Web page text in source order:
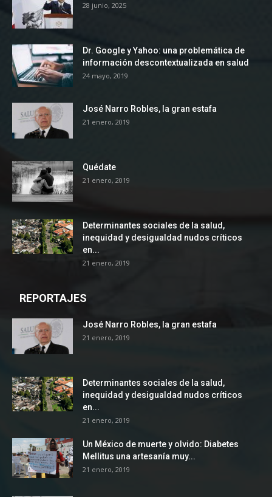
28 junio, 2025
Dr. Google y Yahoo: una problemática de
información descontextualizada en salud
24 mayo, 2019
José Narro Robles, la gran estafa
21 enero, 2019
Quédate
21 enero, 2019
Determinantes sociales de la salud,
inequidad y desigualdad nudos críticos
en...
21 enero, 2019
REPORTAJES
José Narro Robles, la gran estafa
21 enero, 2019
Determinantes sociales de la salud,
inequidad y desigualdad nudos críticos
en...
21 enero, 2019
Un México de muerte y olvido: Diabetes
Mellitus una artesanía muy...
21 enero, 2019